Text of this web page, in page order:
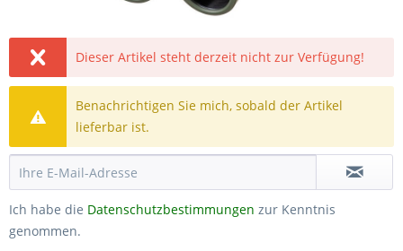
Dieser Artikel steht derzeit nicht zur Verfügung!
Benachrichtigen Sie mich, sobald der Artikel
lieferbar ist.
Ich habe die Datenschutzbestimmungen zur Kenntnis
genommen.